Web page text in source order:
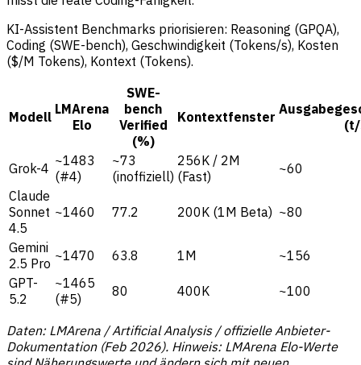
KI-Assistent Benchmarks priorisieren: Reasoning (GPQA),
Coding (SWE-bench), Geschwindigkeit (Tokens/s), Kosten
($/M Tokens), Kontext (Tokens).
Modell LMArena
Elo
SWE-
bench
Verified
(%)
Kontextfenster
Grok-4 ~1483
(#4)
~73
(inoffiziell)
256K / 2M
(Fast)
~60
Claude
Sonnet
4.5
~1460 77.2 200K (1M Beta) ~80
Gemini
2.5 Pro ~1470 63.8 1M
~156
GPT-
5.2
~1465
(#5)
80 400K ~100
Daten: LMArena / Artificial Analysis / offizielle Anbieter-
Dokumentation (Feb 2026). Hinweis: LMArena Elo-Werte